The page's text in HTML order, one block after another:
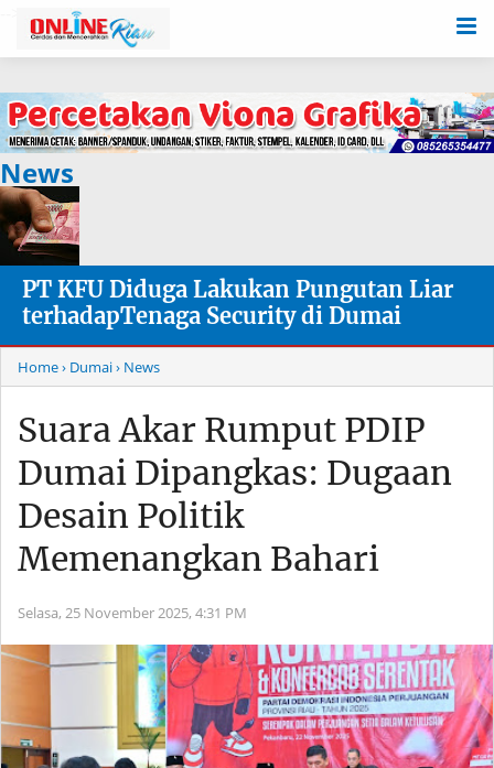
News
PT KFU Diduga Lakukan Pungutan Liar
terhadapTenaga Security di Dumai
Home› Dumai› News
Suara Akar Rumput PDIP
Dumai Dipangkas: Dugaan
Desain Politik
Memenangkan Bahari
Selasa, 25 November 2025, 4:31 PM